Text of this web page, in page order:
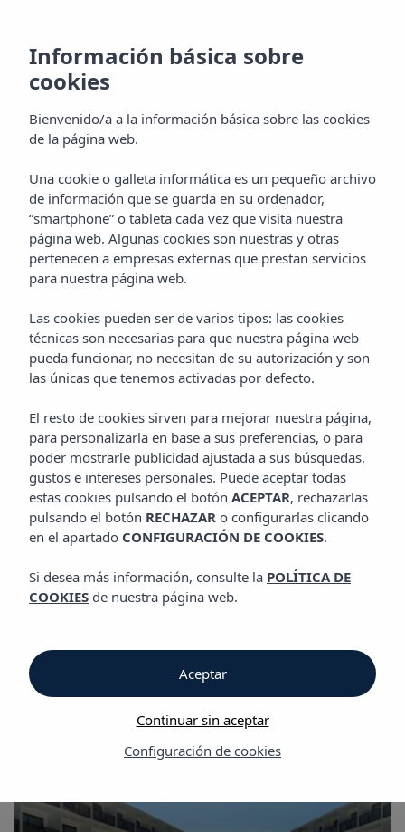
Galería
Hotel Vibra Mare Nostrum
GALERÍA
Galería
Galería
Hotel Vibra Mare Nostrum
Galería
Información básica sobre
cookies
Bienvenido/a a la información básica sobre las cookies
de la página web.
Una cookie o galleta informática es un pequeño archivo
de información que se guarda en su ordenador,
“smartphone” o tableta cada vez que visita nuestra
página web. Algunas cookies son nuestras y otras
pertenecen a empresas externas que prestan servicios
para nuestra página web.
Las cookies pueden ser de varios tipos: las cookies
técnicas son necesarias para que nuestra página web
pueda funcionar, no necesitan de su autorización y son
las únicas que tenemos activadas por defecto.
El resto de cookies sirven para mejorar nuestra página,
para personalizarla en base a sus preferencias, o para
poder mostrarle publicidad ajustada a sus búsquedas,
gustos e intereses personales. Puede aceptar todas
estas cookies pulsando el botón ACEPTAR, rechazarlas
pulsando el botón RECHAZAR o configurarlas clicando
en el apartado CONFIGURACIÓN DE COOKIES.
Si desea más información, consulte la POLÍTICA DE
COOKIES de nuestra página web.
Configuración de cookies
Continuar sin aceptar
Aceptar